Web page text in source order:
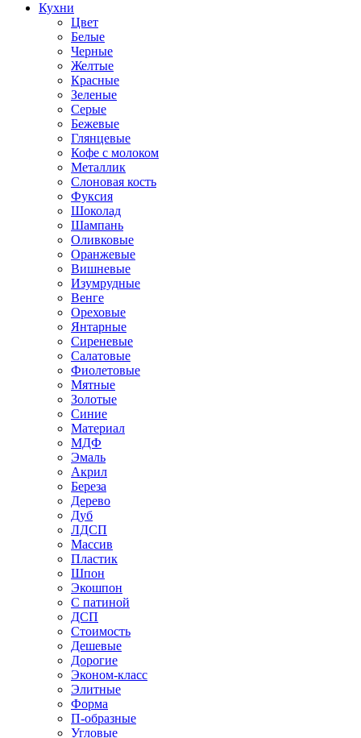
Кухни
Цвет
Белые
Черные
Желтые
Красные
Зеленые
Серые
Бежевые
Глянцевые
Кофе с молоком
Металлик
Слоновая кость
Фуксия
Шоколад
Шампань
Оливковые
Оранжевые
Вишневые
Изумрудные
Венге
Ореховые
Янтарные
Сиреневые
Салатовые
Фиолетовые
Мятные
Золотые
Синие
Материал
МДФ
Эмаль
Акрил
Береза
Дерево
Дуб
ЛДСП
Массив
Пластик
Шпон
Экошпон
С патиной
ДСП
Стоимость
Дешевые
Дорогие
Эконом-класс
Элитные
Форма
П-образные
Угловые